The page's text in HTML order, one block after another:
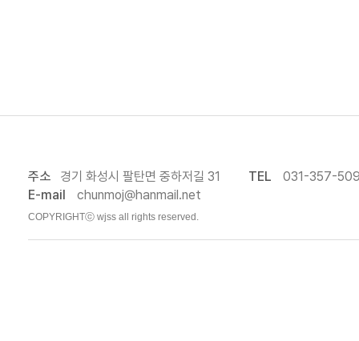
주소 경기 화성시 팔탄면 중하저길 31 TEL
031-357-
E-mail
chunmoj@hanmail.net
COPYRIGHTⓒ wjss all rights reserved.